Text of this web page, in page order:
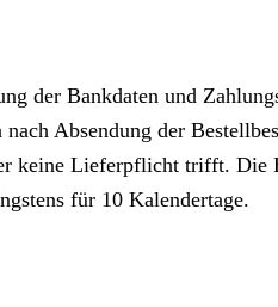
der Bankdaten und
Absendung der
keine Lieferpflicht trifft. Die
für 10 Kalendertage.